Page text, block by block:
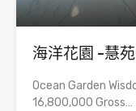
海洋花園 -慧
Ocean Garden
16,800,000 Gross…